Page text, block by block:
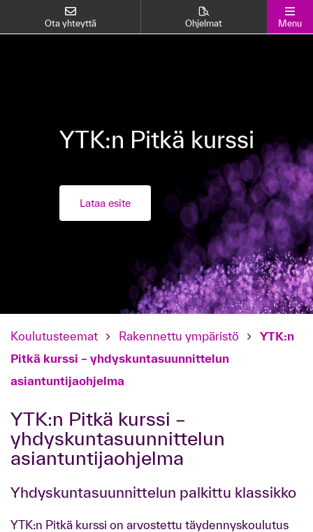
Ota yhteyttä Ohjelmat Menu
YTK:n Pitkä kurssi
Lataa esite
Koulutusteemat Rakennettu ympäristö
YTK:n
Pitkä kurssi – yhdyskuntasuunnittelun
asiantuntijaohjelma
YTK:n Pitkä kurssi –
yhdyskuntasuunnittelun
asiantuntijaohjelma
Yhdyskuntasuunnittelun palkittu klassikko
YTK:n Pitkä kurssi on arvostettu täydennyskoulutus